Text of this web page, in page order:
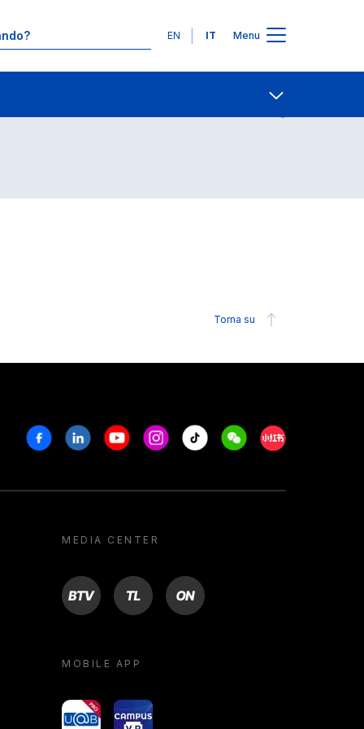
Lingue
EN IT Menu
Contatti
Torna su
FacebookLinkedinYoutubeInstagram
Tiktok WeechatXiaohongshu/
MEDIA CENTER
BTV TL ON
MOBILE APP
yoU@B Campus VR